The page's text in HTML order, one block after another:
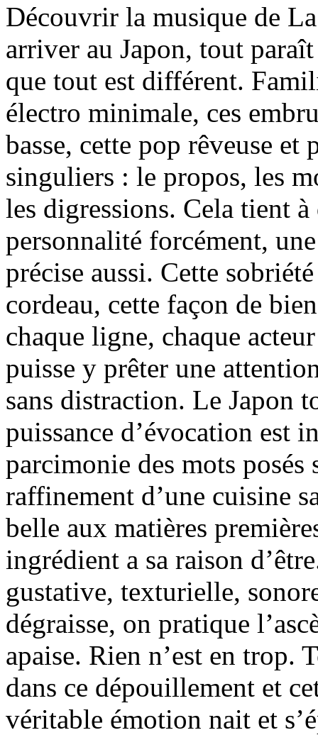
Découvrir la musique de
arriver au Japon, tout
que tout est différent.
électro minimale, ces
basse, cette pop rêveuse
singuliers : le propos, les
les digressions. Cela tient
personnalité forcément,
précise aussi. Cette
cordeau, cette façon de
chaque ligne, chaque
puisse y prêter une
sans distraction. Le Japon
puissance d’évocation est
parcimonie des mots
raffinement d’une cuisine
belle aux matières
ingrédient a sa raison
gustative, texturielle,
dégraisse, on pratique
apaise. Rien n’est en trop.
dans ce dépouillement et
véritable émotion nait et